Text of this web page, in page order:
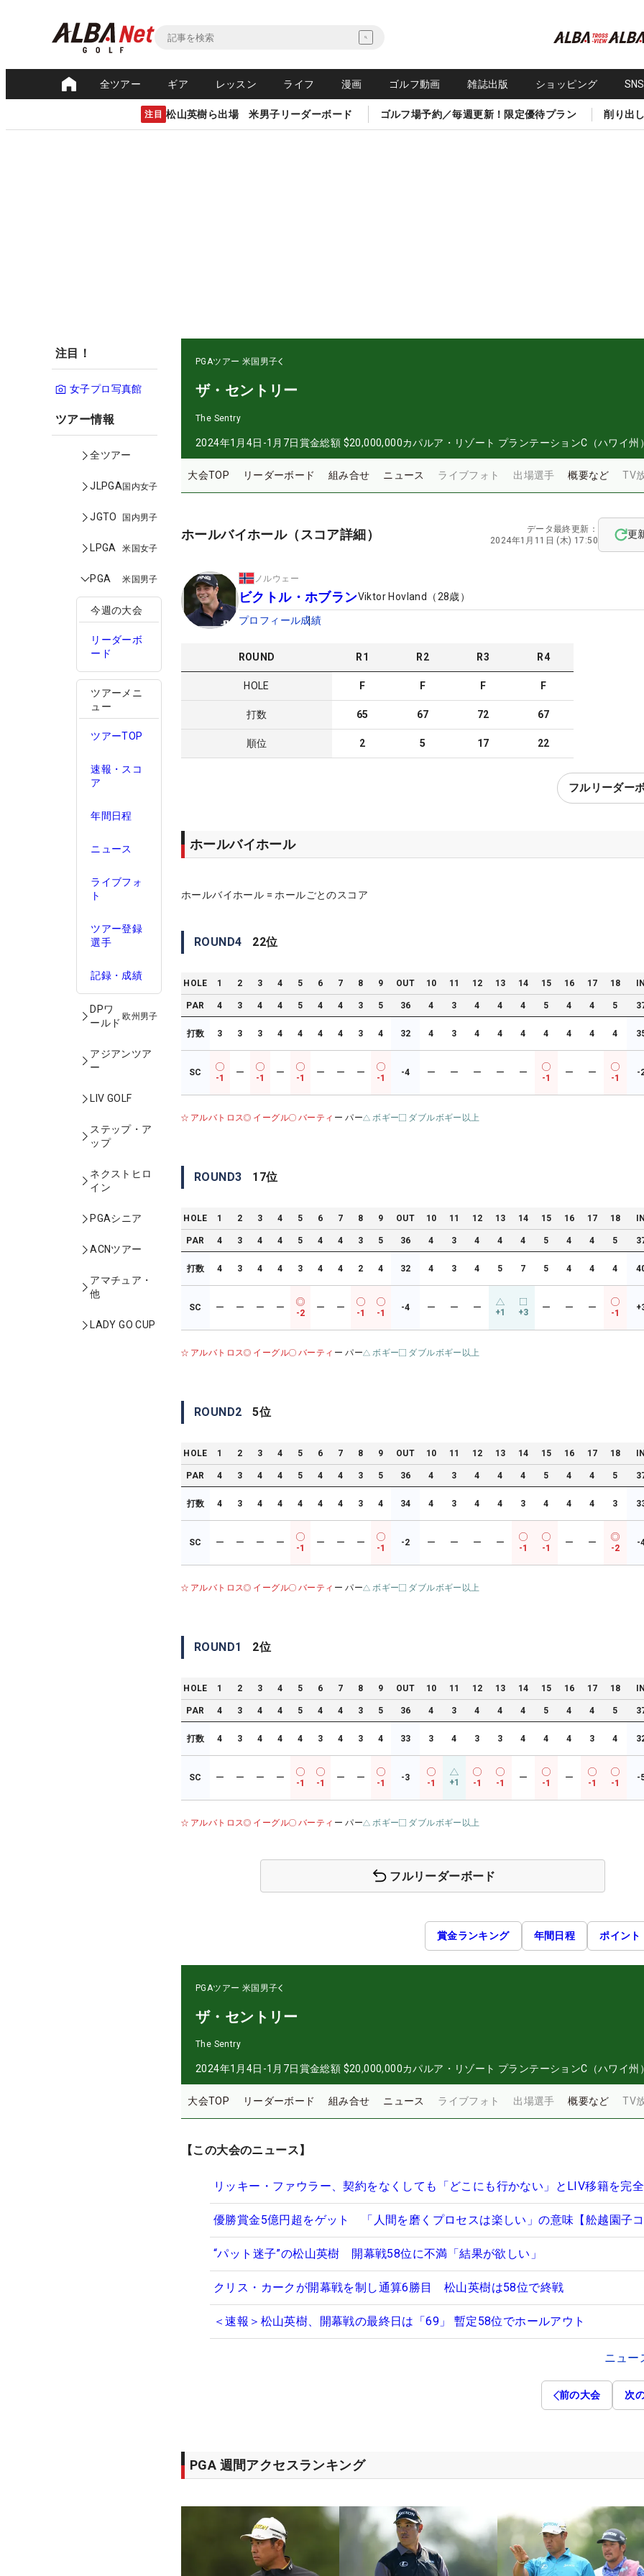
全ツアー ギア レッスン ライフ 漫画 ゴルフ動画 雑誌出版 ショッピング
注目 松山英樹ら出場 米男子リーダーボード ゴルフ場予約／毎週更新！限定優待プラン 削り出
注目！
女子プロ写真館
ツアー情報
全ツアー
JLPGA国内女子
JGTO 国内男子
LPGA 米国女子
PGA 米国男子
今週の大会
リーダーボ
ード
ツアーメニ
ュー
ツアーTOP
速報・スコ
ア
年間日程
ニュース
ライブフォ
ト
ツアー登録
選手
記録・成績
DPワ
ールド
欧州男子
アジアンツア
ー
LIV GOLF
ステップ・ア
ップ
ネクストヒロ
イン
PGAシニア
ACNツアー
アマチュア・
他
LADY GO CUP
PGAツアー 米国男子
ザ・セントリー
The Sentry
2024年1月4日-1月7日賞金総額 $20,000,000カパルア・リゾート プランテーションC（ハワイ州
大会TOP リーダーボード 組み合せ ニュース ライブフォト 出場選手 概要など TV
ホールバイホール（スコア詳細）
データ最終更新：
2024年1月11日 (木) 17:50
更
ノルウェー
ビクトル・ホブランViktor Hovland （28歳）
プロフィール成績
ROUND R1 R2 R3 R4
HOLE F F F F
打数 65 67 72 67
順位 2 5 17 22
フルリーダー
ホールバイホール
ホールバイホール = ホールごとのスコア
ROUND4 22位
HOLE 1 2 3 4 5 6 7 8 9 OUT 10 11 12 13 14 15 16 17 18
PAR 4 3 4 4 5 4 4 3 5 36 4 3 4 4 4 5 4 4 5
打数 3 3 3 4 4 4 4 3 4 32 4 3 4 4 4 4 4 4 4
SC
-1
ー
-1
ー
-1
ー ー ー
-1
-4 ー ー ー ー ー
-1
ー ー
-1
-
アルバトロス イーグル バーティ ー パー ボギー ダブルボギー以上
ROUND3 17位
HOLE 1 2 3 4 5 6 7 8 9 OUT 10 11 12 13 14 15 16 17 18
PAR 4 3 4 4 5 4 4 3 5 36 4 3 4 4 4 5 4 4 5
打数 4 3 4 4 3 4 4 2 4 32 4 3 4 5 7 5 4 4 4
SC ー ー ー ー
-2
ー ー
-1 -1
-4 ー ー ー +1 +3 ー ー ー
-1
アルバトロス イーグル バーティ ー パー ボギー ダブルボギー以上
ROUND2 5位
HOLE 1 2 3 4 5 6 7 8 9 OUT 10 11 12 13 14 15 16 17 18
PAR 4 3 4 4 5 4 4 3 5 36 4 3 4 4 4 5 4 4 5
打数 4 3 4 4 4 4 4 3 4 34 4 3 4 4 3 4 4 4 3
SC ー ー ー ー
-1
ー ー ー
-1
-2 ー ー ー ー
-1 -1
ー ー
-2
-
アルバトロス イーグル バーティ ー パー ボギー ダブルボギー以上
ROUND1 2位
HOLE 1 2 3 4 5 6 7 8 9 OUT 10 11 12 13 14 15 16 17 18
PAR 4 3 4 4 5 4 4 3 5 36 4 3 4 4 4 5 4 4 5
打数 4 3 4 4 4 3 4 3 4 33 3 4 3 3 4 4 4 3 4
SC ー ー ー ー
-1 -1
ー ー
-1
-3
-1 +1 -1 -1
ー
-1
ー
-1 -1
-
アルバトロス イーグル バーティ ー パー ボギー ダブルボギー以上
フルリーダーボード
賞金ランキング 年間日程 ポイント
PGAツアー 米国男子
ザ・セントリー
The Sentry
2024年1月4日-1月7日賞金総額 $20,000,000カパルア・リゾート プランテーションC（ハワイ州
大会TOP リーダーボード 組み合せ ニュース ライブフォト 出場選手 概要など TV
【この大会のニュース】
リッキー・ファウラー、契約をなくしても「どこにも行かない」とLIV移籍を完
優勝賞金5億円超をゲット 「人間を磨くプロセスは楽しい」の意味【舩越園子
“パット迷子”の松山英樹 開幕戦58位に不満「結果が欲しい」
クリス・カークが開幕戦を制し通算6勝目 松山英樹は58位で終戦
＜速報＞松山英樹、開幕戦の最終日は「69」 暫定58位でホールアウト
ニュー
前の大会 次
PGA 週間アクセスランキング